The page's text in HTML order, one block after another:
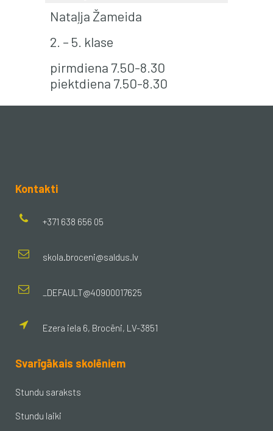
Nataļja Žameida
2. – 5. klase
pirmdiena 7.50-8.30
piektdiena 7.50-8.30
Kontakti
+371 638 656 05
skola.broceni@saldus.lv
_DEFAULT@40900017625
Ezera iela 6, Brocēni, LV-3851
Svarīgākais skolēniem
Stundu saraksts
Stundu laiki